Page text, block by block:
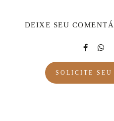
DEIXE SEU
SOLICITE SEU